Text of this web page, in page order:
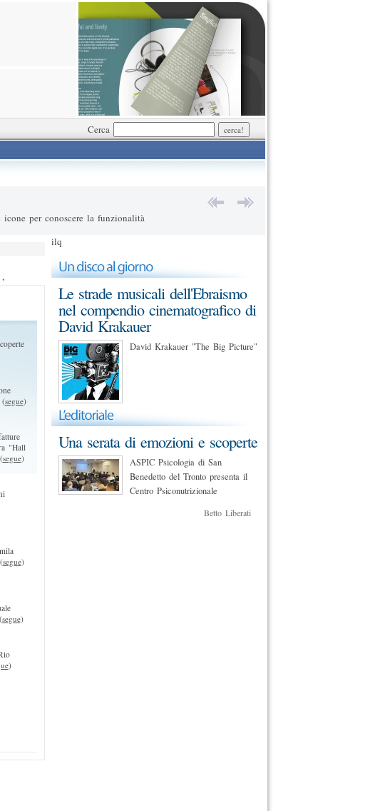
Cerca
icone per conoscere la funzionalità
(segue)
"Hall
segue)
segue)
segue)
)
ilq
Le strade musicali dell'Ebraismo
nel compendio cinematografico di
David Krakauer
David Krakauer "The Big Picture"
Una serata di emozioni e scoperte
ASPIC Psicologia di San
Benedetto del Tronto presenta il
Centro Psiconutrizionale
Betto Liberati